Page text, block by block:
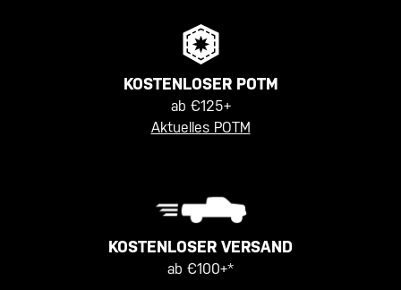
KOSTENLOSER POTM
ab €125+
Aktuelles POTM
KOSTENLOSER VERSAND
ab €100+*